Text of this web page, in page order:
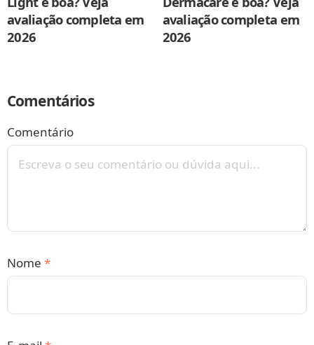
avaliação completa em
2026
avaliação completa em
2026
Comentários
Comentário
Nome *